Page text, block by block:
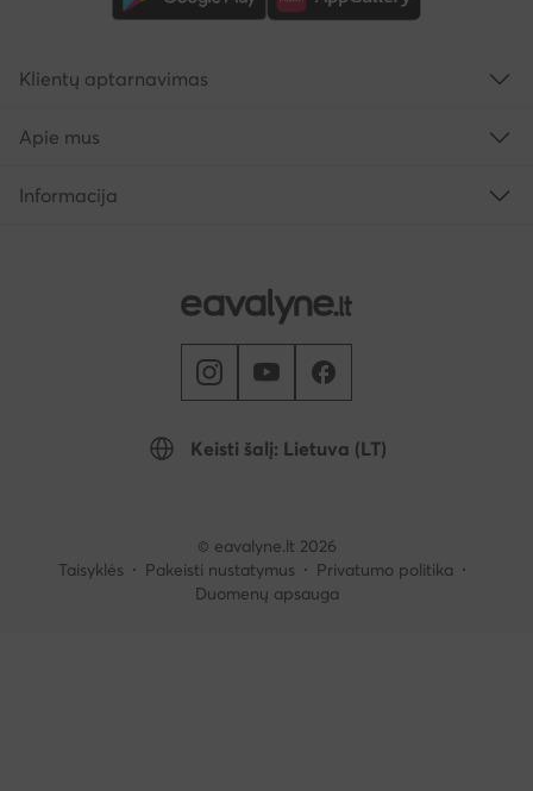
Keisti šalį: Lietuva (LT)
Klientų aptarnavimas
Apie mus
Informacija
© eavalyne.lt 2026
Taisyklės
Pakeisti nustatymus
Privatumo politika
Duomenų apsauga